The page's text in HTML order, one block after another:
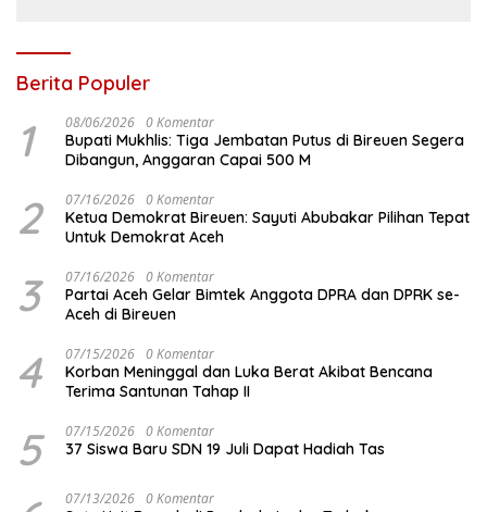
Berita Populer
1 08/06/2026 0 Komentar
Bupati Mukhlis: Tiga Jembatan Putus di Bireuen Segera
Dibangun, Anggaran Capai 500 M
2 07/16/2026 0 Komentar
Ketua Demokrat Bireuen: Sayuti Abubakar Pilihan Tepat
Untuk Demokrat Aceh
3 07/16/2026 0 Komentar
Partai Aceh Gelar Bimtek Anggota DPRA dan DPRK se-
Aceh di Bireuen
4 07/15/2026 0 Komentar
Korban Meninggal dan Luka Berat Akibat Bencana
Terima Santunan Tahap II
5 07/15/2026 0 Komentar
37 Siswa Baru SDN 19 Juli Dapat Hadiah Tas
07/13/2026 0 Komentar